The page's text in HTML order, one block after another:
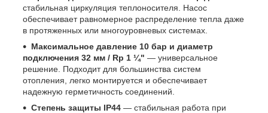
стабильная циркуляция теплоносителя. Насос
обеспечивает равномерное распределение тепла даже
в протяженных или многоуровневых системах.
Максимальное давление 10 бар и диаметр
подключения 32 мм / Rp 1 ¼" — универсальное
решение. Подходит для большинства систем
отопления, легко монтируется и обеспечивает
надежную герметичность соединений.
Степень защиты IP44 — стабильная работа при